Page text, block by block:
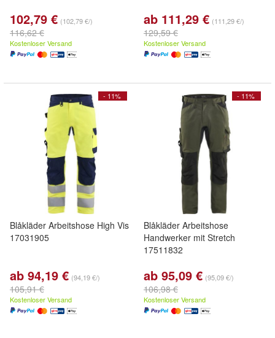
102,79 € (102,79 €/)
116,62 €
Kostenloser Versand
ab 111,29 € (111,29 €/)
129,59 €
Kostenloser Versand
- 11%
Blåkläder Arbeitshose High Vis
17031905
ab 94,19 € (94,19 €/)
105,91 €
Kostenloser Versand
- 11%
Blåkläder Arbeitshose
Handwerker mit Stretch
17511832
ab 95,09 € (95,09 €/)
106,98 €
Kostenloser Versand